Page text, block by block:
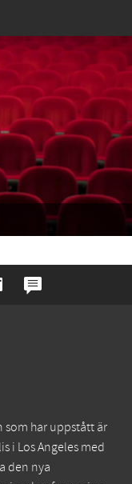
som har uppstått är
i Los Angeles med
den nya